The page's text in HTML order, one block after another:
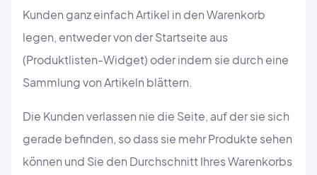
Kunden ganz einfach Artikel in den Warenkorb
legen, entweder von der Startseite aus
(Produktlisten-Widget) oder indem sie durch eine
Sammlung von Artikeln blättern.
Die Kunden verlassen nie die Seite, auf der sie sich
gerade befinden, so dass sie mehr Produkte sehen
können und Sie den Durchschnitt Ihres Warenkorbs